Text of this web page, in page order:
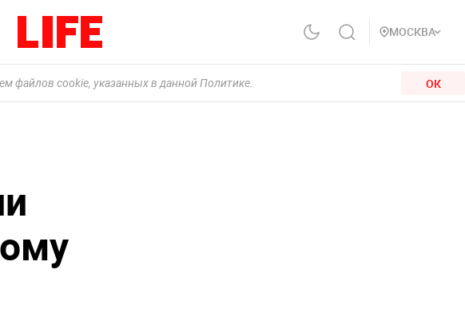
МОСКВА
файлов cookie, указанных в данной Политике. ОК